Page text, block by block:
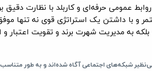
عمومی حرفه‌ای و کاربلد با نظارت دقیق
و با داشتن یک استراتژی قوی نه تنها
بلکه به مدیریت شهرت برند و تقویت اعتبار و
شبکه‌های اجتماعی آگاه شده‌اند و به طور